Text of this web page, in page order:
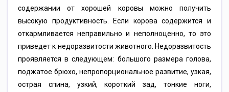
содержании от хорошей коровы можно получить
высокую продуктивность. Если корова содержится и
откармливается неправильно и неполноценно, то это
приведет к недоразвитости животного. Недоразвитость
проявляется в следующем: большого размера голова,
поджатое брюхо, непропорциональное развитие, узкая,
острая спина, узкий, короткий зад, тонкие ноги,